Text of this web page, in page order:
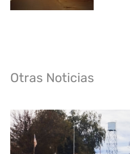
Otras Noticias